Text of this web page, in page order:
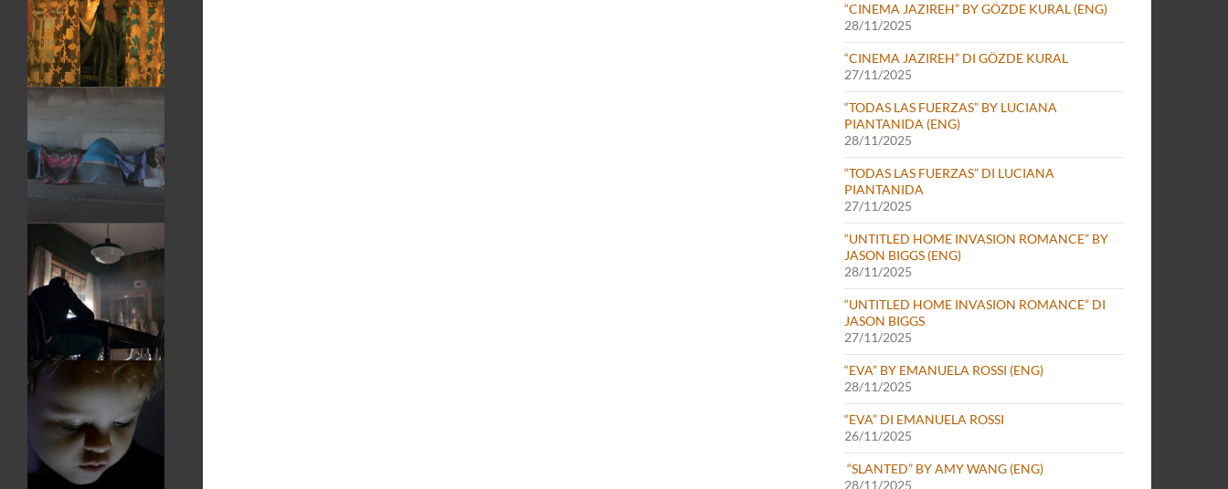
“CINEMA JAZIREH” BY GÖZDE KURAL (ENG)
28/11/2025
“CINEMA JAZIREH” DI GÖZDE KURAL
27/11/2025
“TODAS LAS FUERZAS” BY LUCIANA
PIANTANIDA (ENG)
28/11/2025
“TODAS LAS FUERZAS” DI LUCIANA
PIANTANIDA
27/11/2025
“UNTITLED HOME INVASION ROMANCE” BY
JASON BIGGS (ENG)
28/11/2025
“UNTITLED HOME INVASION ROMANCE” DI
JASON BIGGS
27/11/2025
“EVA” BY EMANUELA ROSSI (ENG)
28/11/2025
“EVA” DI EMANUELA ROSSI
26/11/2025
“SLANTED” BY AMY WANG (ENG)
28/11/2025